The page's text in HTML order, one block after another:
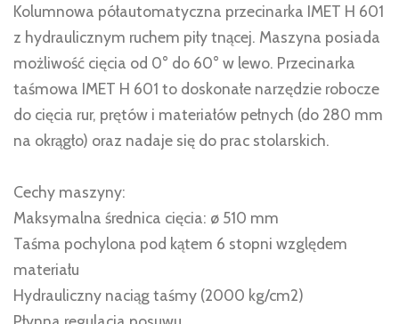
Kolumnowa półautomatyczna przecinarka IMET H 601
z hydraulicznym ruchem piły tnącej. Maszyna posiada
możliwość cięcia od 0° do 60° w lewo. Przecinarka
taśmowa IMET H 601 to doskonałe narzędzie robocze
do cięcia rur, prętów i materiałów pełnych (do 280 mm
na okrągło) oraz nadaje się do prac stolarskich.
Cechy maszyny:
Maksymalna średnica cięcia: ø 510 mm
Taśma pochylona pod kątem 6 stopni względem
materiału
Hydrauliczny naciąg taśmy (2000 kg/cm2)